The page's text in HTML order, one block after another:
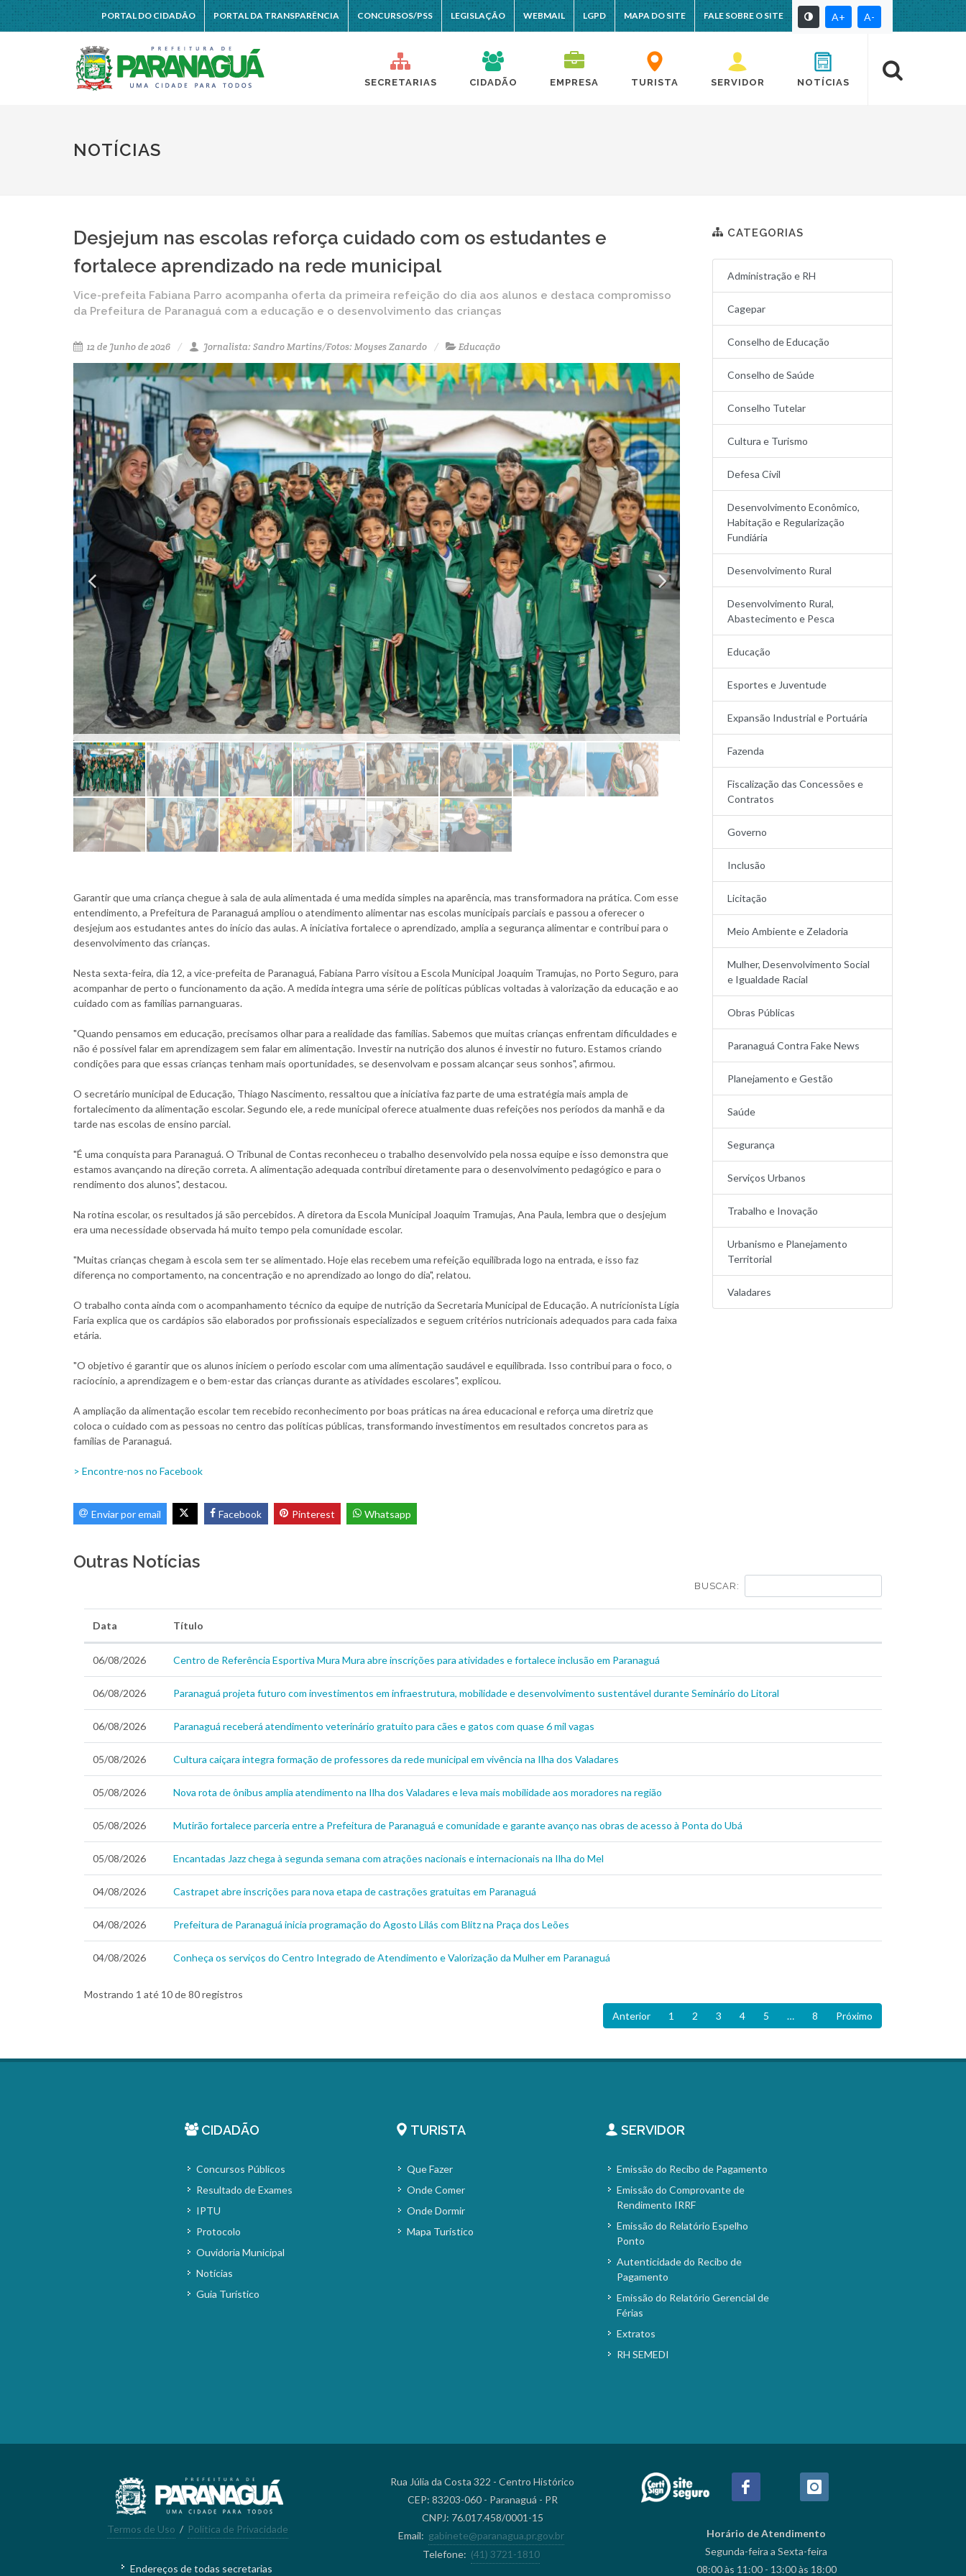
PORTAL DO CIDADÃO PORTAL DA TRANSPARÊNCIA CONCURSOS/PSS LEGISLAÇÃO WEBMAIL LGPD MAPA DO SITE FALE SOBRE O SITE A+ A-
SECRETARIAS CIDADÃO EMPRESA TURISTA SERVIDOR NOTÍCIAS
NOTÍCIAS
Desjejum nas escolas reforça cuidado com os estudantes e
fortalece aprendizado na rede municipal
Vice-prefeita Fabiana Parro acompanha oferta da primeira refeição do dia aos alunos e destaca compromisso
da Prefeitura de Paranaguá com a educação e o desenvolvimento das crianças
12 de Junho de 2026 Jornalista: Sandro Martins/Fotos: Moyses Zanardo Educação
Garantir que uma criança chegue à sala de aula alimentada é uma medida simples na aparência, mas transformadora na prática. Com esse
entendimento, a Prefeitura de Paranaguá ampliou o atendimento alimentar nas escolas municipais parciais e passou a oferecer o
desjejum aos estudantes antes do início das aulas. A iniciativa fortalece o aprendizado, amplia a segurança alimentar e contribui para o
desenvolvimento das crianças.
Nesta sexta-feira, dia 12, a vice-prefeita de Paranaguá, Fabiana Parro visitou a Escola Municipal Joaquim Tramujas, no Porto Seguro, para
acompanhar de perto o funcionamento da ação. A medida integra uma série de políticas públicas voltadas à valorização da educação e ao
cuidado com as famílias parnanguaras.
"Quando pensamos em educação, precisamos olhar para a realidade das famílias. Sabemos que muitas crianças enfrentam dificuldades e
não é possível falar em aprendizagem sem falar em alimentação. Investir na nutrição dos alunos é investir no futuro. Estamos criando
condições para que essas crianças tenham mais oportunidades, se desenvolvam e possam alcançar seus sonhos", afirmou.
O secretário municipal de Educação, Thiago Nascimento, ressaltou que a iniciativa faz parte de uma estratégia mais ampla de
fortalecimento da alimentação escolar. Segundo ele, a rede municipal oferece atualmente duas refeições nos períodos da manhã e da
tarde nas escolas de ensino parcial.
"É uma conquista para Paranaguá. O Tribunal de Contas reconheceu o trabalho desenvolvido pela nossa equipe e isso demonstra que
estamos avançando na direção correta. A alimentação adequada contribui diretamente para o desenvolvimento pedagógico e para o
rendimento dos alunos", destacou.
Na rotina escolar, os resultados já são percebidos. A diretora da Escola Municipal Joaquim Tramujas, Ana Paula, lembra que o desjejum
era uma necessidade observada há muito tempo pela comunidade escolar.
"Muitas crianças chegam à escola sem ter se alimentado. Hoje elas recebem uma refeição equilibrada logo na entrada, e isso faz
diferença no comportamento, na concentração e no aprendizado ao longo do dia", relatou.
O trabalho conta ainda com o acompanhamento técnico da equipe de nutrição da Secretaria Municipal de Educação. A nutricionista Lígia
Faria explica que os cardápios são elaborados por profissionais especializados e seguem critérios nutricionais adequados para cada faixa
etária.
"O objetivo é garantir que os alunos iniciem o período escolar com uma alimentação saudável e equilibrada. Isso contribui para o foco, o
raciocínio, a aprendizagem e o bem-estar das crianças durante as atividades escolares", explicou.
A ampliação da alimentação escolar tem recebido reconhecimento por boas práticas na área educacional e reforça uma diretriz que
coloca o cuidado com as pessoas no centro das políticas públicas, transformando investimentos em resultados concretos para as
famílias de Paranaguá.
> Encontre-nos no Facebook
Enviar por email Facebook Pinterest Whatsapp
CATEGORIAS
Administração e RH
Cagepar
Conselho de Educação
Conselho de Saúde
Conselho Tutelar
Cultura e Turismo
Defesa Civil
Desenvolvimento Econômico,
Habitação e Regularização
Fundiária
Desenvolvimento Rural
Desenvolvimento Rural,
Abastecimento e Pesca
Educação
Esportes e Juventude
Expansão Industrial e Portuária
Fazenda
Fiscalização das Concessões e
Contratos
Governo
Inclusão
Licitação
Meio Ambiente e Zeladoria
Mulher, Desenvolvimento Social
e Igualdade Racial
Obras Públicas
Paranaguá Contra Fake News
Planejamento e Gestão
Saúde
Segurança
Serviços Urbanos
Trabalho e Inovação
Urbanismo e Planejamento
Territorial
Valadares
Outras Notícias
BUSCAR:
Data Título
06/08/2026 Centro de Referência Esportiva Mura Mura abre inscrições para atividades e fortalece inclusão em Paranaguá
06/08/2026 Paranaguá projeta futuro com investimentos em infraestrutura, mobilidade e desenvolvimento sustentável durante Seminário do Litoral
06/08/2026 Paranaguá receberá atendimento veterinário gratuito para cães e gatos com quase 6 mil vagas
05/08/2026 Cultura caiçara integra formação de professores da rede municipal em vivência na Ilha dos Valadares
05/08/2026 Nova rota de ônibus amplia atendimento na Ilha dos Valadares e leva mais mobilidade aos moradores na região
05/08/2026 Mutirão fortalece parceria entre a Prefeitura de Paranaguá e comunidade e garante avanço nas obras de acesso à Ponta do Ubá
05/08/2026 Encantadas Jazz chega à segunda semana com atrações nacionais e internacionais na Ilha do Mel
04/08/2026 Castrapet abre inscrições para nova etapa de castrações gratuitas em Paranaguá
04/08/2026 Prefeitura de Paranaguá inicia programação do Agosto Lilás com Blitz na Praça dos Leões
04/08/2026 Conheça os serviços do Centro Integrado de Atendimento e Valorização da Mulher em Paranaguá
Mostrando 1 até 10 de 80 registros
Anterior
1 2 3 4 5 … 8 Próximo
CIDADÃO
Concursos Públicos
Resultado de Exames
IPTU
Protocolo
Ouvidoria Municipal
Notícias
Guia Turístico
TURISTA
Que Fazer
Onde Comer
Onde Dormir
Mapa Turístico
SERVIDOR
Emissão do Recibo de Pagamento
Emissão do Comprovante de
Rendimento IRRF
Emissão do Relatório Espelho
Ponto
Autenticidade do Recibo de
Pagamento
Emissão do Relatório Gerencial de
Férias
Extratos
RH SEMEDI
Termos de Uso / Política de Privacidade
Endereços de todas secretarias
Rua Júlia da Costa 322 - Centro Histórico
CEP: 83203-060 - Paranaguá - PR
CNPJ: 76.017.458/0001-15
Email: gabinete@paranagua.pr.gov.br
Telefone: (41) 3721-1810
Horário de Atendimento
Segunda-feira a Sexta-feira
08:00 às 11:00 - 13:00 às 18:00